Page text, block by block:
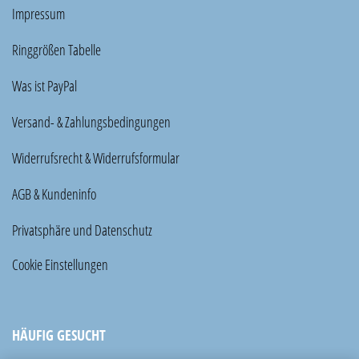
Impressum
Ringgrößen Tabelle
Was ist PayPal
Versand- & Zahlungsbedingungen
Widerrufsrecht & Widerrufsformular
AGB & Kundeninfo
Privatsphäre und Datenschutz
Cookie Einstellungen
HÄUFIG GESUCHT